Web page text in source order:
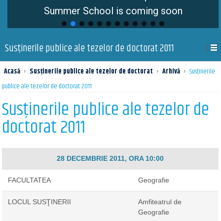
Summer School is coming soon
Susţinerile publice ale tezelor de doctorat 2011
Acasă › Susţinerile publice ale tezelor de doctorat › Arhivă › Susţinerile
publice ale tezelor de doctorat 2011
Susţinerile publice ale tezelor de
doctorat 2011
28 DECEMBRIE 2011, ORA 10:00
FACULTATEA Geografie
LOCUL SUSŢINERII
Amfiteatrul de
Geografie